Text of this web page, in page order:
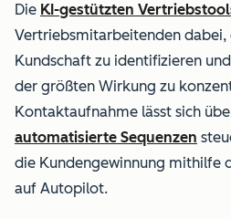
Die KI-gestützten
Vertriebsmitarbeitenden
Kundschaft zu identifizieren
der größten Wirkung zu
Kontaktaufnahme lässt sich
automatisierte Sequenzen
die Kundengewinnung mithilfe
auf Autopilot.